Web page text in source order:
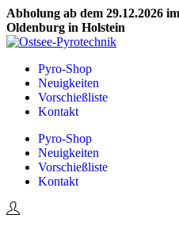
Abholung ab dem 29.12.2026
Oldenburg in Holstein
Skip
navigation
Skip
contentPyro-Shop
Neuigkeiten
Vorschießliste
Kontakt
Pyro-Shop
Neuigkeiten
Vorschießliste
Kontakt